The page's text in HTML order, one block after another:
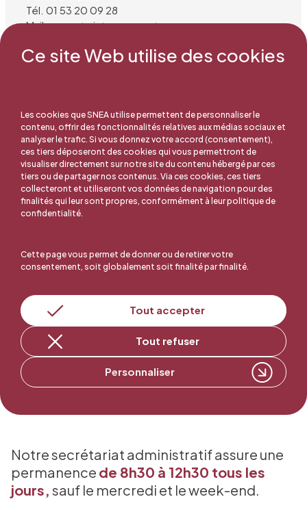
Ce site Web utilise des cookies
Les cookies que SNEA utilise permettent de personnaliser le
contenu, offrir des fonctionnalités relatives aux médias sociaux et
analyser le trafic. Si vous donnez votre accord (consentement),
ces tiers déposeront des cookies qui vous permettront de
visualiser directement sur notre site du contenu hébergé par ces
tiers ou de partager nos contenus. Via ces cookies, ces tiers
collecteront et utiliseront vos données de navigation pour des
finalités qui leur sont propres, conformément à leur politique de
confidentialité.
Cette page vous permet de donner ou de retirer votre
consentement, soit globalement soit finalité par finalité.
Tout accepter
Tout refuser
Personnaliser
Tél. 01 53 20 09 28
Mail : secretariat@snea.net
En ligne, c'est facile !
Adhérer au SNEA
Notre secrétariat administratif assure une
permanence de 8h30 à 12h30 tous les
jours, sauf le mercredi et le week-end.